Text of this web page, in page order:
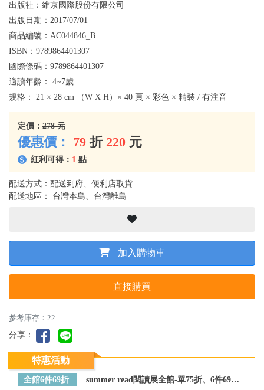
出版社： 維京國際股份有限公司
出版日期： 2017/07/01
商品編號： AC044846_B
ISBN： 9789864401307
國際條碼： 9789864401307
適讀年齡： 4~7歲
規格： 21 × 28 cm （W X H）× 40 頁 × 彩色 × 精裝 / 有注音
定價： 278 元
優惠價： 79 折 220 元
紅利可得： 1 點
配送方式：配送到府、便利店取貨
配送地區： 台灣本島、台灣離島
加入購物車
直接購買
參考庫存：22
分享：
特惠活動
全館6件69折 summer read閱讀展全館-單75折、6件69折～全館任選